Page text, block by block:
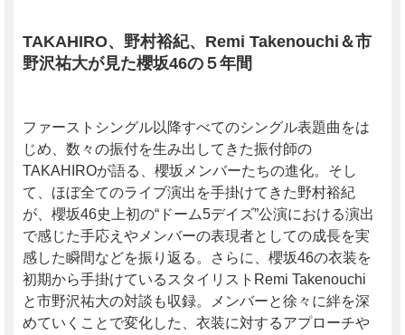
TAKAHIRO、野村裕紀、Remi Takenouchi＆市
野沢祐大が見た櫻坂46の５年間
ファーストシングル以降すべてのシングル表題曲をは
じめ、数々の振付を生み出してきた振付師の
TAKAHIROが語る、櫻坂メンバーたちの進化。そし
て、ほぼ全てのライブ演出を手掛けてきた野村裕紀
が、櫻坂46史上初の“ドーム5デイズ”公演における演出
で感じた手応えやメンバーの表現者としての成長を実
感した瞬間などを振り返る。さらに、櫻坂46の衣装を
初期から手掛けているスタイリストRemi Takenouchi
と市野沢祐大の対談も収録。メンバーと徐々に絆を深
めていくことで変化した、衣装に対するアプローチや